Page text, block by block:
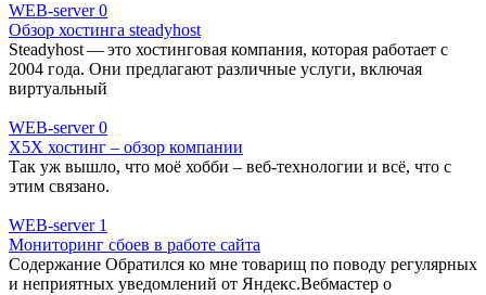
WEB-server0
Обзор хостинга steadyhost
Steadyhost — это хостинговая компания, которая работает с
2004 года. Они предлагают различные услуги, включая
виртуальный
WEB-server0
X5X хостинг – обзор компании
Так уж вышло, что моё хобби – веб-технологии и всё, что с
этим связано.
WEB-server1
Мониторинг сбоев в работе сайта
Содержание Обратился ко мне товарищ по поводу регулярных
и неприятных уведомлений от Яндекс.Вебмастер о